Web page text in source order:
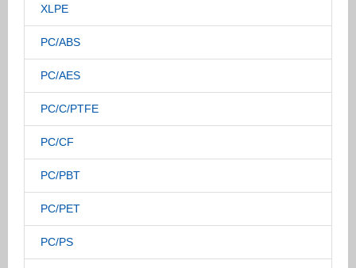
XLPE
PC/ABS
PC/AES
PC/C/PTFE
PC/CF
PC/PBT
PC/PET
PC/PS